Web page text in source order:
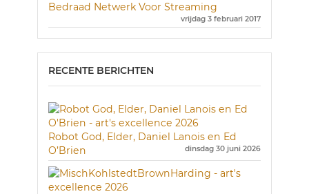
Bedraad Netwerk Voor Streaming
vrijdag 3 februari 2017
RECENTE BERICHTEN
Robot God, Elder, Daniel Lanois en Ed
O’Brien
dinsdag 30 juni 2026